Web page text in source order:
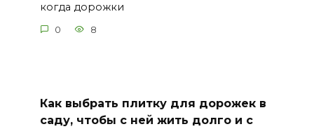
когда дорожки
0 8
Как выбрать плитку для дорожек в
саду, чтобы с ней жить долго и с